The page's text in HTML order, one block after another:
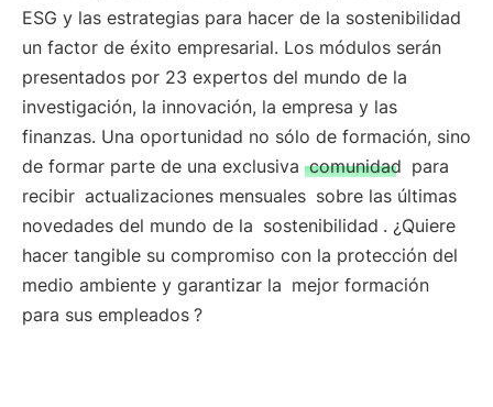
ESG y las estrategias para hacer de la sostenibilidad
un factor de éxito empresarial. Los módulos serán
presentados por 23 expertos del mundo de la
investigación, la innovación, la empresa y las
finanzas. Una oportunidad no sólo de formación, sino
de formar parte de una exclusiva comunidad para
recibir actualizaciones mensuales sobre las últimas
novedades del mundo de la sostenibilidad . ¿Quiere
hacer tangible su compromiso con la protección del
medio ambiente y garantizar la mejor formación
para sus empleados ?